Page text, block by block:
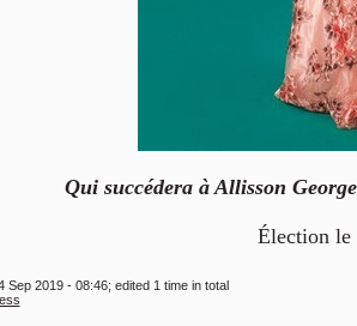
Qui succédera à Allisson
Élection le
Sep 2019 - 08:46; edited 1 time in total